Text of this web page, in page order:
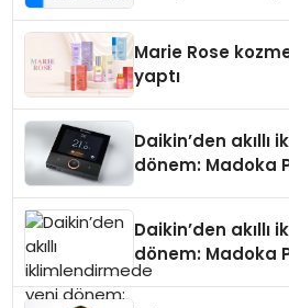
Marie Rose
yaptı
Daikin’den
dönem: Madoka
Daikin’den
dönem: Madoka